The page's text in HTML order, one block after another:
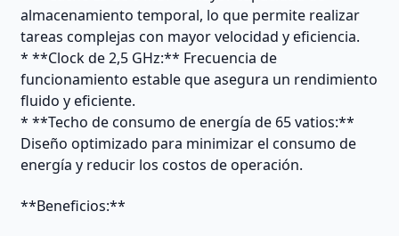
almacenamiento temporal, lo que permite realizar
tareas complejas con mayor velocidad y eficiencia.
* **Clock de 2,5 GHz:** Frecuencia de
funcionamiento estable que asegura un rendimiento
fluido y eficiente.
* **Techo de consumo de energía de 65 vatios:**
Diseño optimizado para minimizar el consumo de
energía y reducir los costos de operación.
**Beneficios:**